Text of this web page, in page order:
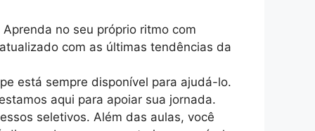
no seu próprio ritmo com
com as últimas tendências da
está sempre disponível para ajudá-lo.
aqui para apoiar sua jornada.
seletivos. Além das aulas, você